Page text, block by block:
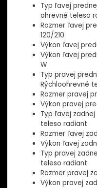
Typ ľavej
ohrevné teleso
Rozmer ľavej
120/210
Výkon ľavej
Výkon ľavej
W
Typ pravej
Rýchloohrevné
Rozmer pravej
Výkon pravej
Typ ľavej zadnej
teleso radiant
Rozmer ľavej
Výkon ľavej
Typ pravej
teleso radiant
Rozmer pravej
Výkon pravej